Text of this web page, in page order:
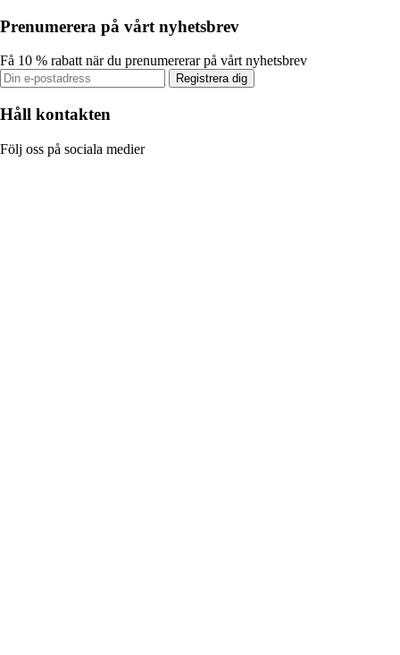
Prenumerera på vårt nyhetsbrev
Få 10 % rabatt när du prenumererar på vårt nyhetsbrev
Registrera dig
Håll kontakten
Följ oss på sociala medier